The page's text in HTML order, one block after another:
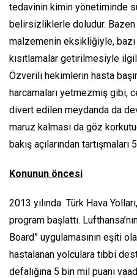
tedavinin kimin yönetiminde
belirsizliklerle doludur.
malzemenin eksikliğiyle, bazı
kısıtlamalar getirilmesiyle
Özverili hekimlerin hasta
harcamaları yetmezmiş gibi,
divert edilen meydanda da
maruz kalması da göz
bakış açılarından
Konunun öncesi
2013 yılında Türk Hava Yolları,
program başlattı.
Board” uygulamasının eşiti
hastalanan yolculara tıbbi
defalığına 5 bin mil puanı